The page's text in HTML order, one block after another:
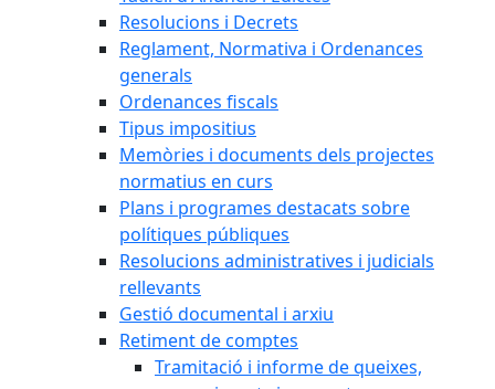
Resolucions i Decrets
Reglament, Normativa i Ordenances
generals
Ordenances fiscals
Tipus impositius
Memòries i documents dels projectes
normatius en curs
Plans i programes destacats sobre
polítiques públiques
Resolucions administratives i judicials
rellevants
Gestió documental i arxiu
Retiment de comptes
Tramitació i informe de queixes,